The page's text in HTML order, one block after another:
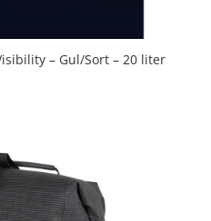
– Gul/Sort – 20 liter